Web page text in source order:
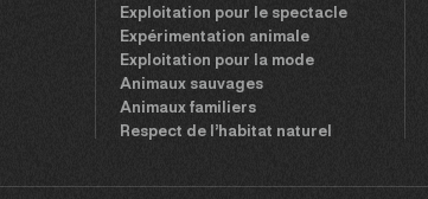
Exploitation pour le spectacle
Expérimentation animale
Exploitation pour la mode
Animaux sauvages
Animaux familiers
Respect de l’habitat naturel